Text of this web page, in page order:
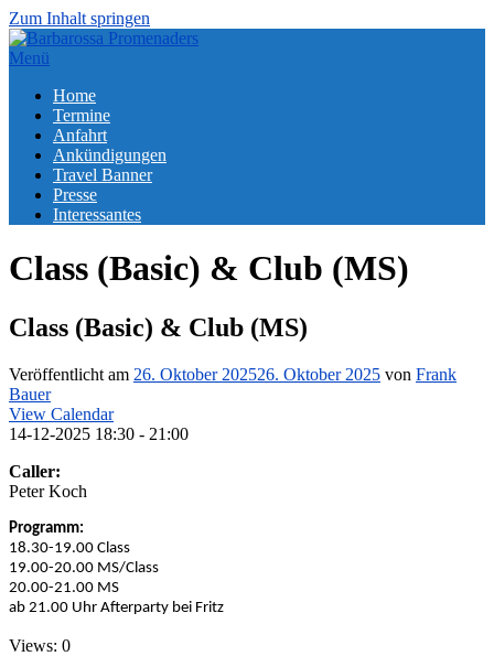
Zum Inhalt springen
Menü
Home
Termine
Anfahrt
Ankündigungen
Travel Banner
Presse
Interessantes
Class (Basic) & Club (MS)
Class (Basic) & Club (MS)
Veröffentlicht am 26. Oktober 202526. Oktober 2025 von Frank
Bauer
View Calendar
14-12-2025 18:30 - 21:00
Caller:
Peter Koch
Programm:
18.30-19.00 Class
19.00-20.00 MS/Class
20.00-21.00 MS
ab 21.00 Uhr Afterparty bei Fritz
Views: 0